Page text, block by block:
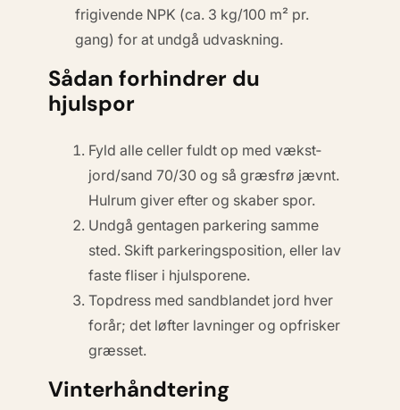
frigivende NPK (ca. 3 kg/100 m² pr.
gang) for at undgå udvaskning.
Sådan forhindrer du
hjulspor
Fyld alle celler fuldt op med vækst­
jord/sand 70/30 og så græsfrø jævnt.
Hulrum giver efter og skaber spor.
Undgå gentagen parkering samme
sted. Skift parkeringsposition, eller lav
faste fliser i hjulsporene.
Topdress med sandblandet jord hver
forår; det løfter lavninger og opfrisker
græsset.
Vinterhåndtering